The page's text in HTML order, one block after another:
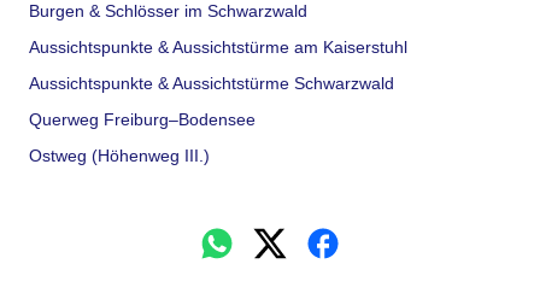
Burgen & Schlösser im Schwarzwald
Aussichtspunkte & Aussichtstürme am Kaiserstuhl
Aussichtspunkte & Aussichtstürme Schwarzwald
Querweg Freiburg–Bodensee
Ostweg (Höhenweg III.)